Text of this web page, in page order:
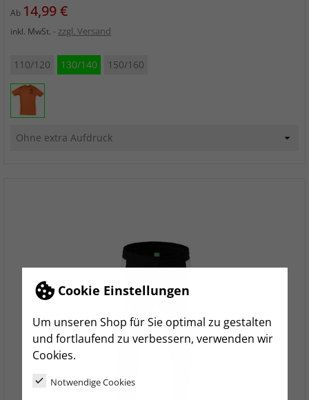
Cookie Einstellungen
Um unseren Shop für Sie optimal zu gestalten
und fortlaufend zu verbessern, verwenden wir
Cookies.
Notwendige Cookies
Ab Preis
14,99 €
inkl. MwSt. zzgl. Versand
110/120 130/140 150/160